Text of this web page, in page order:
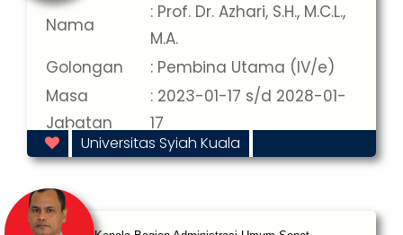
Nama
: Prof. Dr. Azhari, S.H., M.C.L.,
M.A.
Golongan
: Pembina Utama (IV/e)
Masa
Jabatan
: 2023-01-17 s/d 2028-01-
17
Universitas Syiah Kuala